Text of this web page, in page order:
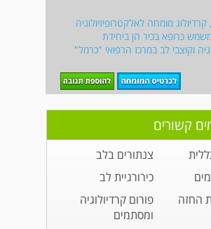
מומחה לאלקטרופיזיולוגיה
כרופא בכיר הן ביחידת
וקוצבי לב במרכז הרפואי "כרמל"
קשורים
צנתורים בלב
כירורגיית לב
החזה
פורום קרדיולוגיה
ומסתמים